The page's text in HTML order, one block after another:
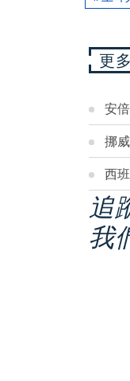
更
安
挪
西
追
我